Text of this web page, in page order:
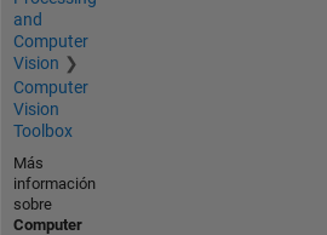
and
Computer
Vision
Computer
Vision
Toolbox
Más
información
sobre
Computer